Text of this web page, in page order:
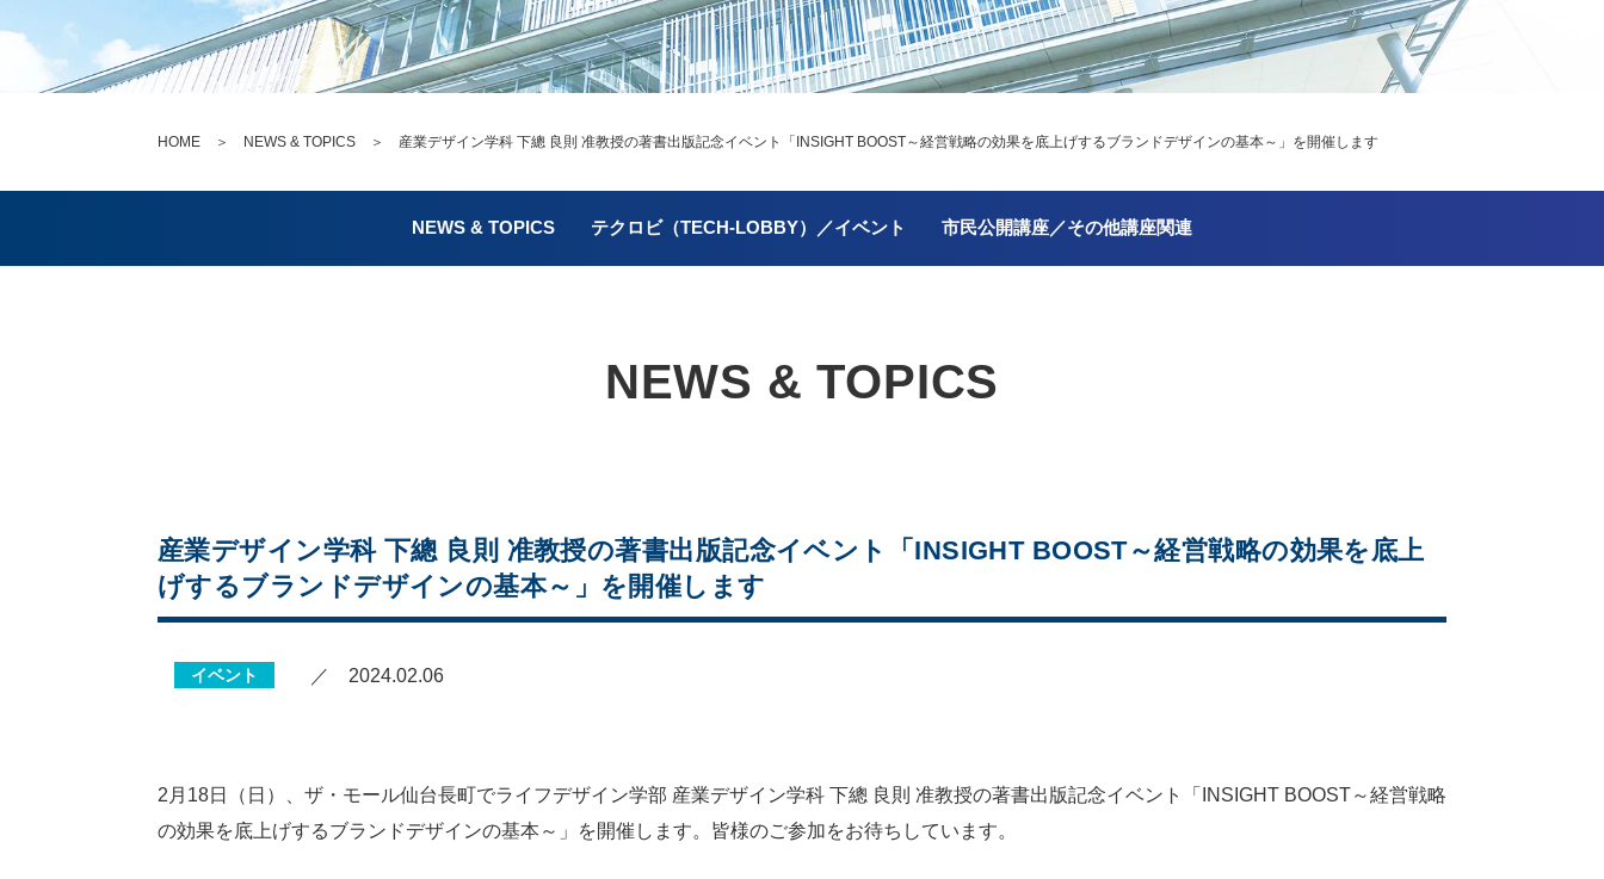
HOME ＞ NEWS & TOPICS ＞ 産業デザイン学科 下總 良則 准教授の著書出版記念イベント「INSIGHT BOOST～経営戦略の効果を底上げするブランドデザインの基本～」を開催します
NEWS & TOPICS テクロビ（TECH-LOBBY）／イベント 市民公開講座／その他講座関連
NEWS & TOPICS
産業デザイン学科 下總 良則 准教授の著書出版記念イベント「INSIGHT BOOST～経営戦略の効果を底上
げするブランドデザインの基本～」を開催します
イベント ／ 2024.02.06
2月18日（日）、ザ・モール仙台長町でライフデザイン学部 産業デザイン学科 下總 良則 准教授の著書出版記念イベント「INSIGHT BOOST～経営戦略
の効果を底上げするブランドデザインの基本～」を開催します。皆様のご参加をお待ちしています。